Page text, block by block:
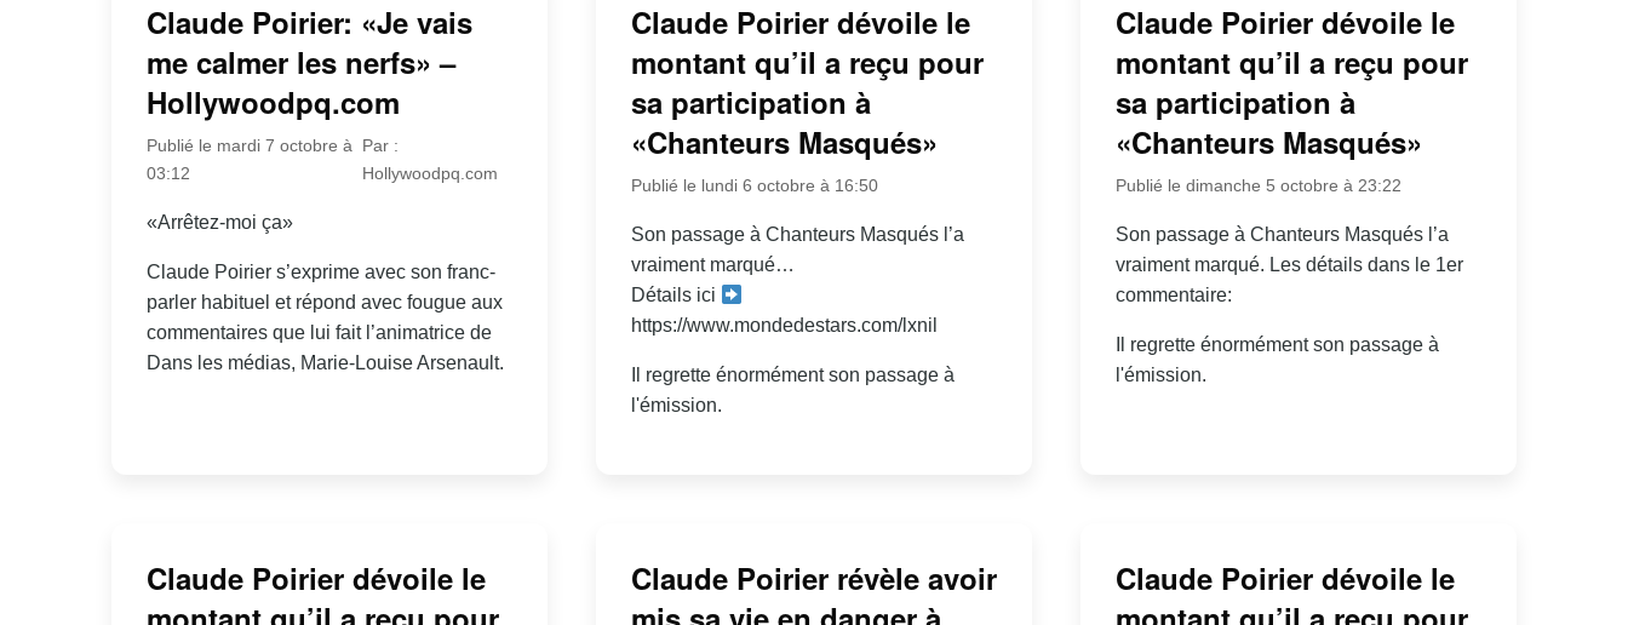
Claude Poirier: «Je vais
me calmer les nerfs» –
Hollywoodpq.com
Publié le mardi 7 octobre à
03:12
Par :
Hollywoodpq.com
«Arrêtez-moi ça»
Claude Poirier s’exprime avec son franc-
parler habituel et répond avec fougue aux
commentaires que lui fait l’animatrice de
Dans les médias, Marie-Louise Arsenault.
Claude Poirier dévoile le
montant qu’il a reçu pour
sa participation à
«Chanteurs Masqués»
Publié le lundi 6 octobre à 16:50
Son passage à Chanteurs Masqués l’a
vraiment marqué…
Détails ici
https://www.mondedestars.com/lxnil
Il regrette énormément son passage à
l'émission.
Claude Poirier dévoile le
montant qu’il a reçu pour
sa participation à
«Chanteurs Masqués»
Publié le dimanche 5 octobre à 23:22
Son passage à Chanteurs Masqués l’a
vraiment marqué. Les détails dans le 1er
commentaire:
Il regrette énormément son passage à
l'émission.
Claude Poirier dévoile le
Claude Poirier révèle avoir
Claude Poirier dévoile le